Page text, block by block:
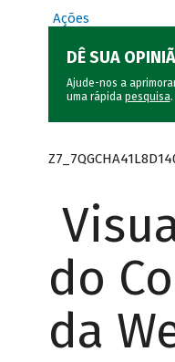
Ações
DÊ SUA
Ajude-nos a
uma rápida pesquisa.
do
da